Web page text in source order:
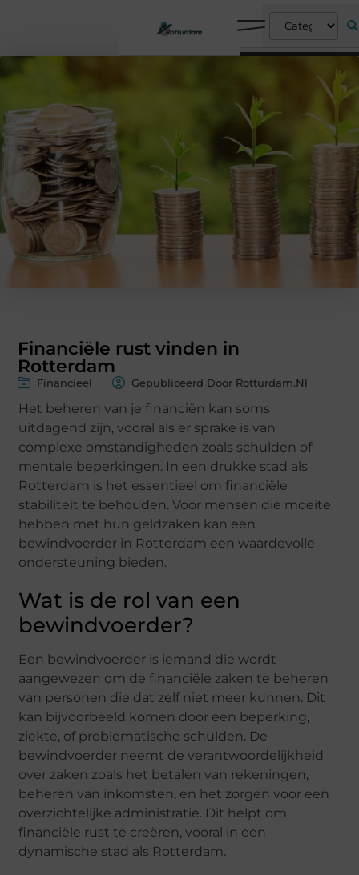
Financiële rust vinden in
Rotterdam
Financieel Gepubliceerd Door Rotturdam.nl
Het beheren van je financiën kan soms
uitdagend zijn, vooral als er sprake is van
complexe omstandigheden zoals schulden of
mentale beperkingen. In een drukke stad als
Rotterdam is het essentieel om financiële
stabiliteit te behouden. Voor mensen die moeite
hebben met hun geldzaken kan een
bewindvoerder in Rotterdam een waardevolle
ondersteuning bieden.
Wat is de rol van een
bewindvoerder?
Een bewindvoerder is iemand die wordt
aangewezen om de financiële zaken te beheren
van personen die dat zelf niet meer kunnen. Dit
kan bijvoorbeeld komen door een beperking,
ziekte, of problematische schulden. De
bewindvoerder neemt de verantwoordelijkheid
over zaken zoals het betalen van rekeningen,
beheren van inkomsten, en het zorgen voor een
overzichtelijke administratie. Dit helpt om
financiële rust te creëren, vooral in een
dynamische stad als Rotterdam.